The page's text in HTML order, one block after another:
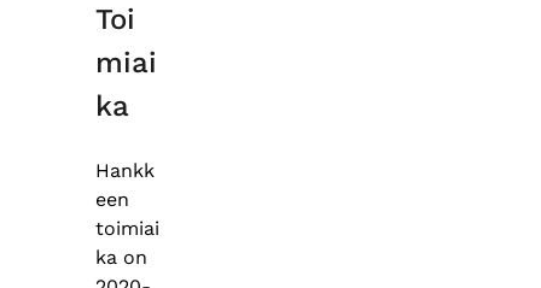
Toi
miai
ka
Hankk
een
toimiai
ka on